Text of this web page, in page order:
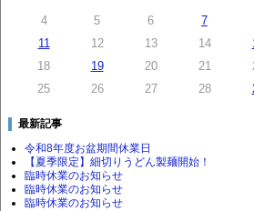
4
5 6 7
11
12 13 14
18
19 20 21
25
26 27 28
最新記事
令和8年度お盆期間休業日
【夏季限定】細切りうどん製麺開始！
臨時休業のお知らせ
臨時休業のお知らせ
臨時休業のお知らせ